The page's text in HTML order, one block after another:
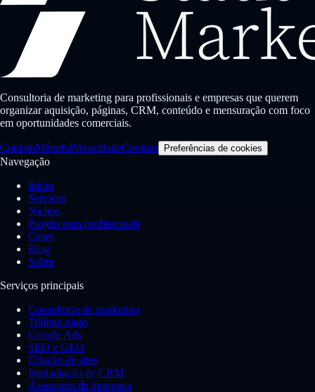
Consultoria de marketing para profissionais e empresas que querem
organizar aquisição, páginas, CRM, conteúdo e mensuração com foco
em oportunidades comerciais.
ContatoMétodoPrivacidadeCookies Preferências de cookies
Navegação
Início
Serviços
Nichos
Projeto para profissionais
Cases
Blog
Sobre
Serviços principais
Consultoria de marketing
Tráfego pago
Google Ads
SEO e GEO
Criação de sites
Implantação de CRM
Assessoria de imprensa